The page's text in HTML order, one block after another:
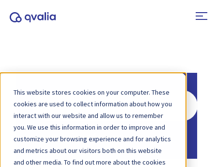
This website stores cookies on your computer. These
cookies are used to collect information about how you
interact with our website and allow us to remember
you. We use this information in order to improve and
customize your browsing experience and for analytics
and metrics about our visitors both on this website
and other media. To find out more about the cookies
Hľadať
Domov Základňa znalostí